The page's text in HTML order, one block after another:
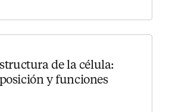
de la célula:
y funciones